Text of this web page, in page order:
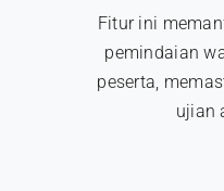
Fitur ini
pemindaian
peserta,
ujian